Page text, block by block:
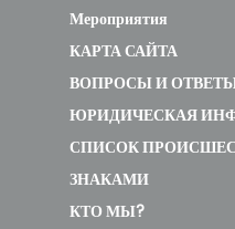
Мероприятия
КАРТА САЙТА
ВОПРОСЫ И
ЮРИДИЧЕСКАЯ
СПИСОК
ЗНАКАМИ
КТО МЫ?